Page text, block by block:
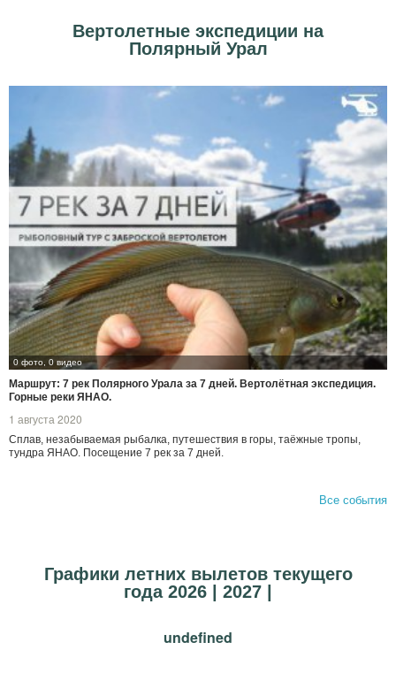
Вертолетные экспедиции на
Полярный Урал
0 фото, 0 видео
Маршрут: 7 рек Полярного Урала за 7 дней. Вертолётная экспедиция.
Горные реки ЯНАО.
1 августа 2020
Сплав, незабываемая рыбалка, путешествия в горы, таёжные тропы,
тундра ЯНАО. Посещение 7 рек за 7 дней.
Все события
Графики летних вылетов текущего
года 2026 | 2027 |
undefined